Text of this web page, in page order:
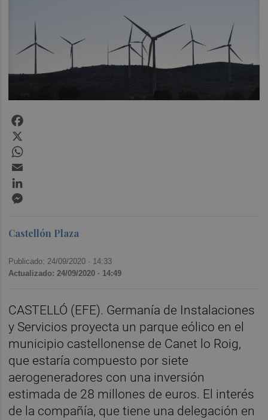
Castellón Plaza
Publicado: 24/09/2020 · 14:33
Actualizado: 24/09/2020 · 14:49
CASTELLÓ (EFE). Germanía de Instalaciones
y Servicios proyecta un parque eólico en el
municipio castellonense de Canet lo Roig,
que estaría compuesto por siete
aerogeneradores con una inversión
estimada de 28 millones de euros. El interés
de la compañía, que tiene una delegación en